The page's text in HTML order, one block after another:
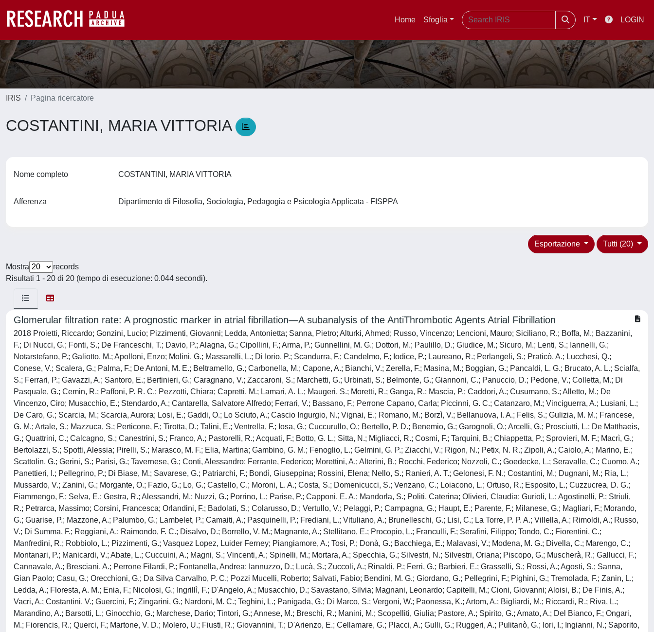
Home Sfoglia IT LOGIN
IRIS Pagina ricercatore
COSTANTINI, MARIA VITTORIA
Nome completo COSTANTINI, MARIA VITTORIA
Afferenza Dipartimento di Filosofia, Sociologia, Pedagogia e Psicologia Applicata - FISPPA
Tutti (20)
Esportazione
Mostra
records
Risultati 1 - 20 di 20 (tempo di esecuzione: 0.044 secondi).
Glomerular filtration rate: A prognostic marker in atrial fibrillation—A subanalysis of the AntiThrombotic Agents Atrial Fibrillation
2018 Proietti, Riccardo; Gonzini, Lucio; Pizzimenti, Giovanni; Ledda, Antonietta; Sanna, Pietro; Alturki, Ahmed; Russo, Vincenzo; Lencioni, Mauro; Siciliano, R.; Boffa, M.; Bazzanini,
F.; Di Nucci, G.; Fonti, S.; De Franceschi, T.; Davio, P.; Alagna, G.; Cipollini, F.; Arma, P.; Gunnellini, M. G.; Dottori, M.; Paulillo, D.; Giudice, M.; Sicuro, M.; Lenti, S.; Iannelli, G.;
Notarstefano, P.; Galiotto, M.; Apolloni, Enzo; Molini, G.; Massarelli, L.; Di Iorio, P.; Scandurra, F.; Candelmo, F.; Iodice, P.; Laureano, R.; Perlangeli, S.; Praticò, A.; Lucchesi, Q.;
Conese, V.; Scalera, G.; Palma, F.; De Antoni, M. E.; Beltramello, G.; Carbonella, M.; Capone, A.; Bianchi, V.; Zerella, F.; Masina, M.; Boggian, G.; Pancaldi, L. G.; Brucato, A. L.; Scialfa,
S.; Ferrari, P.; Gavazzi, A.; Santoro, E.; Bertinieri, G.; Caragnano, V.; Zaccaroni, S.; Marchetti, G.; Urbinati, S.; Belmonte, G.; Giannoni, C.; Panuccio, D.; Pedone, V.; Colletta, M.; Di
Pasquale, G.; Cemin, R.; Paffoni, P. R. C.; Pezzotti, Chiara; Capretti, M.; Lamari, A. L.; Maugeri, S.; Moretti, R.; Ganga, R.; Mascia, P.; Caddori, A.; Cusumano, S.; Alletto, M.; De
Vincenzo, Ciro; Musacchio, E.; Stendardo, A.; Cantarella, Salvatore Alfredo; Ferrari, V.; Bassano, F.; Perrone Capano, Carla; Piccinni, G. C.; Catanzaro, M.; Vinciguerra, A.; Lusiani, L.;
De Caro, G.; Scarcia, M.; Scarcia, Aurora; Losi, E.; Gaddi, O.; Lo Sciuto, A.; Cascio Ingurgio, N.; Vignai, E.; Romano, M.; Borzì, V.; Bellanuova, I. A.; Felis, S.; Gulizia, M. M.; Francese,
G. M.; Artale, S.; Mazzuca, S.; Perticone, F.; Tirotta, D.; Talini, E.; Ventrella, F.; Iosa, G.; Cuccurullo, O.; Bertello, P. D.; Benemio, G.; Garognoli, O.; Arcelli, G.; Prosciutti, L.; De Matthaeis,
G.; Quattrini, C.; Calcagno, S.; Canestrini, S.; Franco, A.; Pastorelli, R.; Acquati, F.; Botto, G. L.; Sitta, N.; Migliacci, R.; Cosmi, F.; Tarquini, B.; Chiappetta, P.; Sprovieri, M. F.; Macrì, G.;
Bertolazzi, S.; Spotti, Alessia; Pirelli, S.; Marasco, M. F.; Elia, Martina; Gambino, G. M.; Fenoglio, L.; Gelmini, G. P.; Ziacchi, V.; Rigon, N.; Petix, N. R.; Zipoli, A.; Caiolo, A.; Marino, E.;
Scattolin, G.; Gerini, S.; Parisi, G.; Tavernese, G.; Conti, Alessandro; Ferrante, Federico; Morettini, A.; Alterini, B.; Rocchi, Federico; Nozzoli, C.; Goedecke, L.; Seravalle, C.; Cuomo, A.;
Panettieri, I.; Pellegrino, P.; Di Biase, M.; Savarese, G.; Patriarchi, F.; Bondì, Giuseppina; Rossini, Elena; Nello, S.; Ranieri, A. T.; Gelonesi, F. N.; Costantini, M.; Dugnani, M.; Ria, L.;
Mussardo, V.; Zanini, G.; Morgante, O.; Fazio, G.; Lo, G.; Castello, C.; Moroni, L. A.; Costa, S.; Domenicucci, S.; Venzano, C.; Loiacono, L.; Ortuso, R.; Esposito, L.; Cuzzucrea, D. G.;
Fiammengo, F.; Selva, E.; Gestra, R.; Alessandri, M.; Nuzzi, G.; Porrino, L.; Parise, P.; Capponi, E. A.; Mandorla, S.; Politi, Caterina; Olivieri, Claudia; Gurioli, L.; Agostinelli, P.; Striuli,
R.; Petrarca, Massimo; Corsini, Francesca; Orlandini, F.; Badolati, S.; Colarusso, D.; Vertullo, V.; Pelaggi, P.; Campagna, G.; Haupt, E.; Parente, F.; Milanese, G.; Magliari, F.; Morando,
G.; Guarise, P.; Mazzone, A.; Palumbo, G.; Lambelet, P.; Camaiti, A.; Pasquinelli, P.; Frediani, L.; Vituliano, A.; Brunelleschi, G.; Lisi, C.; La Torre, P. P. A.; Villella, A.; Rimoldi, A.; Russo,
V.; Di Summa, F.; Reggiani, A.; Raimondo, F. C.; Disalvo, D.; Borrello, V. M.; Magnante, A.; Stellitano, E.; Procopio, L.; Franculli, F.; Serafini, Filippo; Tondo, C.; Fiorentini, C.;
Manfredini, R.; Robbiolo, L.; Pizzimenti, G.; Vasquez Lopez, Luider Ferney; Piangiamore, A.; Tosi, P.; Donà, G.; Bacchiega, E.; Malavasi, V.; Modena, M. G.; Divella, C.; Marengo, C.;
Montanari, P.; Manicardi, V.; Abate, L.; Cuccuini, A.; Magni, S.; Vincenti, A.; Spinelli, M.; Mortara, A.; Specchia, G.; Silvestri, N.; Silvestri, Oriana; Piscopo, G.; Muscherà, R.; Gallucci, F.;
Cannavale, A.; Bresciani, A.; Perrone Filardi, P.; Fontanella, Andrea; Iannuzzo, D.; Lucà, S.; Zuccoli, A.; Rinaldi, P.; Ferri, G.; Barbieri, E.; Grasselli, S.; Rossi, A.; Agosti, S.; Sanna,
Gian Paolo; Casu, G.; Orecchioni, G.; Da Silva Carvalho, P. C.; Pozzi Mucelli, Roberto; Salvati, Fabio; Bendini, M. G.; Giordano, G.; Pellegrini, F.; Pighini, G.; Tremolada, F.; Zanin, L.;
Ledda, A.; Floresta, A. M.; Enia, F.; Nicolosi, G.; Ingrillì, F.; D'Angelo, A.; Musacchio, D.; Savastano, Silvia; Magnani, Leonardo; Capitelli, M.; Cioni, Giovanni; Aloisi, B.; De Finis, A.;
Vacri, A.; Costantini, V.; Guercini, F.; Zingarini, G.; Nardoni, M. C.; Teghini, L.; Panigada, G.; Di Marco, S.; Vergoni, W.; Paonessa, K.; Artom, A.; Bigliardi, M.; Riccardi, R.; Riva, L.;
Marandino, A.; Barsotti, L.; Ginocchio, G.; Marchese, Dario; Tintori, G.; Annese, M.; Breschi, R.; Manini, M.; Scopelliti, Giulia; Pastore, A.; Spirito, G.; Amato, A.; Del Bianco, F.; Ongari,
M.; Fiorencis, R.; Querci, F.; Martone, V. D.; Molero, U.; Fiusti, R.; Giovannini, T.; D'Arienzo, E.; Cellamare, G.; Placci, A.; Gulli, G.; Ruggeri, A.; Pulitanò, G.; Iori, I.; Ingianni, N.; Saporito,